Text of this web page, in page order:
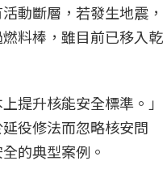
動斷層，若發生地震，
料棒，雖目前已移入乾
提升核能安全標準。」
役修法而忽略核安問
的典型案例。